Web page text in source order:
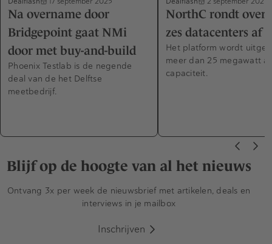
Na overname door
Bridgepoint gaat NMi
door met buy-and-build
Phoenix Testlab is de negende
deal van de het Delftse
meetbedrijf.
NorthC rondt
zes datacenters af
Het platform wordt
meer dan 25 megawatt
capaciteit.
Blijf op de hoogte van al het nieuws
Ontvang 3x per week de nieuwsbrief met artikelen, deals en
interviews in je mailbox
Inschrijven